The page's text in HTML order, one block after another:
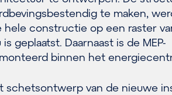
te maken,
hele constructie op een raster
geplaatst. Daarnaast is de MEP-
binnen het
schetsontwerp van de nieuwe